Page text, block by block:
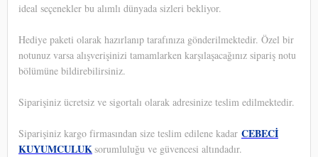
ideal seçenekler bu alımlı dünyada sizleri bekliyor.
Hediye paketi olarak hazırlanıp tarafınıza gönderilmektedir. Özel bir
notunuz varsa alışverişinizi tamamlarken karşılaşacağınız sipariş notu
bölümüne bildirebilirsiniz.
Siparişiniz ücretsiz ve sigortalı olarak adresinize teslim edilmektedir.
Siparişiniz kargo firmasından size teslim edilene kadar CEBECİ
KUYUMCULUKsorumluluğu ve güvencesi altındadır.